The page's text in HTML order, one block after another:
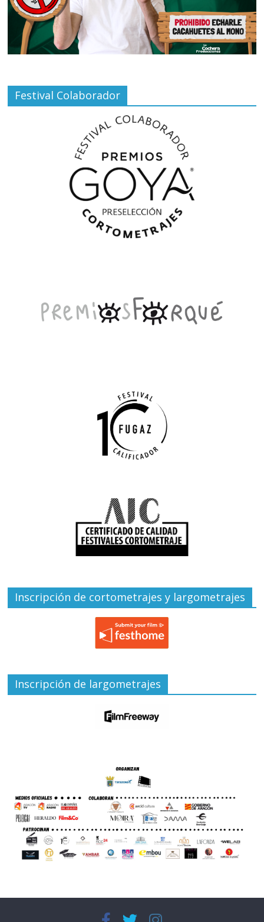
Festival Colaborador
Inscripción de cortometrajes y largometrajes
Inscripción de largometrajes